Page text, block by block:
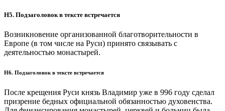
H5. Подзаголовок в текcте встречается
Возникновение организованной благотворительности в
Европе (в том числе на Руси) принято связывать с
деятельностью монастырей.
H6. Подзаголовок в текcте встречается
После крещения Руси князь Владимир уже в 996 году сделал
призрение бедных официальной обязанностью духовенства.